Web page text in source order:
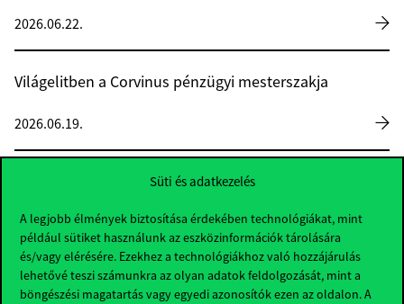
Süti és adatkezelés
A legjobb élmények biztosítása érdekében technológiákat, mint
például sütiket használunk az eszközinformációk tárolására
és/vagy elérésére. Ezekhez a technológiákhoz való hozzájárulás
lehetővé teszi számunkra az olyan adatok feldolgozását, mint a
böngészési magatartás vagy egyedi azonosítók ezen az oldalon. A
2026.06.22.
Világelitben a Corvinus pénzügyi mesterszakja
2026.06.19.
Lengyel Balázs kutatónk a Telexen: Az
korában is számít, hol élünk
2026.06.19.